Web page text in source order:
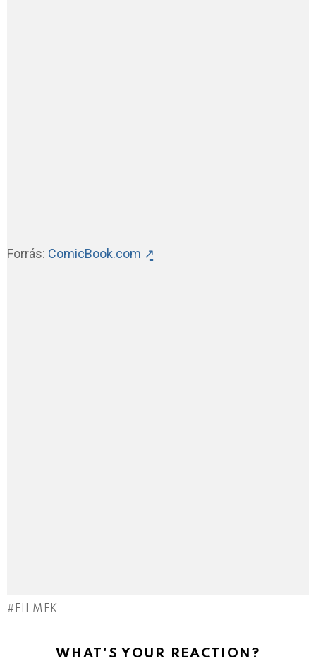
Forrás: ComicBook.com ↗̱
FILMEK
WHAT'S YOUR REACTION?